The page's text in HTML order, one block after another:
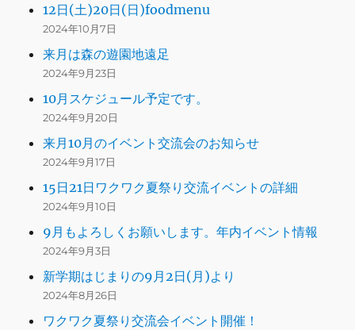
12日(土)20日(日)foodmenu
2024年10月7日
来月は森の遊園地遠足
2024年9月23日
10月スケジュール予定です。
2024年9月20日
来月10月のイベント交流会のお知らせ
2024年9月17日
15日21日ワクワク夏祭り交流イベントの詳細
2024年9月10日
9月もよろしくお願いします。年内イベント情報
2024年9月3日
新学期はじまりの9月2日(月)より
2024年8月26日
ワクワク夏祭り交流会イベント開催！